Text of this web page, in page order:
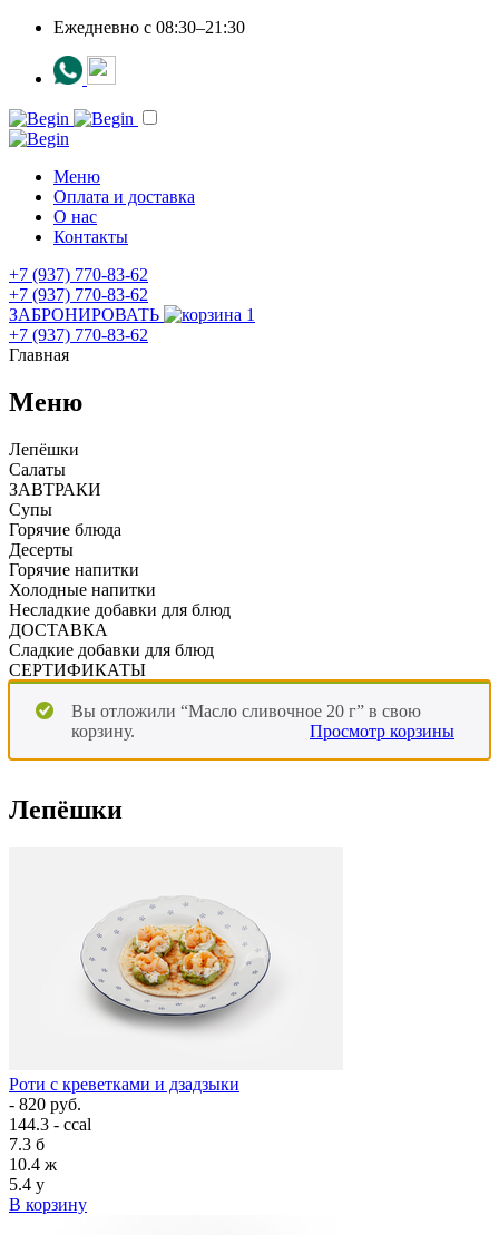
Ежедневно c 08:30–21:30
Меню
Оплата и доставка
О нас
Контакты
+7 (937) 770-83-62
+7 (937) 770-83-62
ЗАБРОНИРОВАТЬ
1
+7 (937) 770-83-62
Главная
Меню
Лепёшки
Салаты
ЗАВТРАКИ
Супы
Горячие блюда
Десерты
Горячие напитки
Холодные напитки
Несладкие добавки для блюд
ДОСТАВКА
Сладкие добавки для блюд
СЕРТИФИКАТЫ
Вы отложили “Масло сливочное 20 г” в свою
корзину.
Просмотр корзины
Лепёшки
Роти с креветками и дзадзыки
- 820 руб.
144.3 - ccal
7.3 б
10.4 ж
5.4 у
В корзину